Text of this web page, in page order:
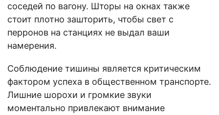
соседей по вагону. Шторы на окнах также
стоит плотно зашторить, чтобы свет с
перронов на станциях не выдал ваши
намерения.
Соблюдение тишины является критическим
фактором успеха в общественном транспорте.
Лишние шорохи и громкие звуки
моментально привлекают внимание